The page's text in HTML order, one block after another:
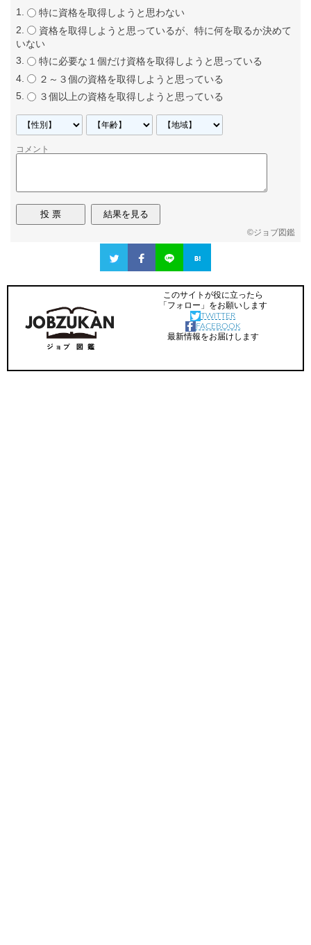
特に資格を取得しようと思わない
資格を取得しようと思っているが、特に何を取るか決めて
いない
特に必要な１個だけ資格を取得しようと思っている
２～３個の資格を取得しようと思っている
３個以上の資格を取得しようと思っている
コメント
©ジョブ図鑑
このサイトが役に立ったら
「フォロー」をお願いします
TWITTER
FACEBOOK
最新情報をお届けします